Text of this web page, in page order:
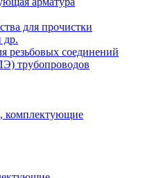
для прочистки
резьбовых соединений
трубопроводов
комплектующие